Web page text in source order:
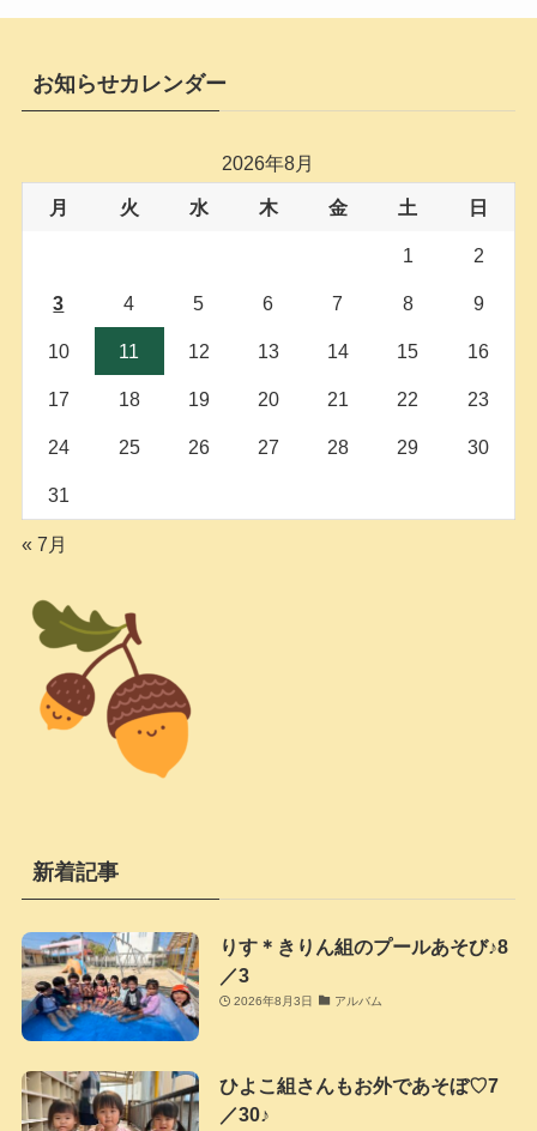
お知らせカレンダー
2026年8月
月 火 水 木 金 土 日
1 2
3 4 5 6 7 8 9
10 11 12 13 14 15 16
17 18 19 20 21 22 23
24 25 26 27 28 29 30
31
« 7月
新着記事
りす＊きりん組のプールあそび♪8
／3
2026年8月3日 アルバム
ひよこ組さんもお外であそぼ♡7
／30♪